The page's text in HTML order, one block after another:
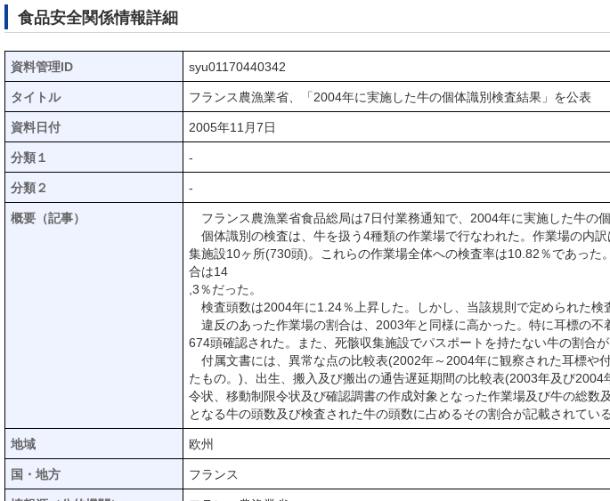
食品安全関係情報詳細
資料管理ID syu01170440342
タイトル フランス農漁業省、「2004年に実施した牛の個体識別検査結果」を公表
資料日付 2005年11月7日
分類１ -
分類２ -
概要（記事）
フランス農漁業省食品総局は7日付業務通知で、2004年に実施した牛の
個体識別の検査は、牛を扱う4種類の作業場で行なわれた。作業場の内
集施設10ヶ所(730頭)。これらの作業場全体への検査率は10.82％であっ
合は14
,3％だった。
検査頭数は2004年に1.24％上昇した。しかし、当該規則で定められた検
違反のあった作業場の割合は、2003年と同様に高かった。特に耳標の
674頭確認された。また、死骸収集施設でパスポートを持たない牛の割合が
付属文書には、異常な点の比較表(2002年～2004年に観察された耳標や
たもの。)、出生、搬入及び搬出の通告遅延期間の比較表(2003年及び
令状、移動制限令状及び確認調書の作成対象となった作業場及び牛の総
となる牛の頭数及び検査された牛の頭数に占めるその割合が記載されてい
地域 欧州
国・地方 フランス